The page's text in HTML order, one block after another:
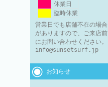
休業日
臨時休業
営業日でも店舗不在の場合
がありますので、ご来店前
にお問い合わせください。
info@sunsetsurf.jp
お知らせ